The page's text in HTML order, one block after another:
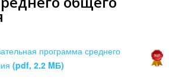
программа среднего
(pdf, 2.2 MБ)